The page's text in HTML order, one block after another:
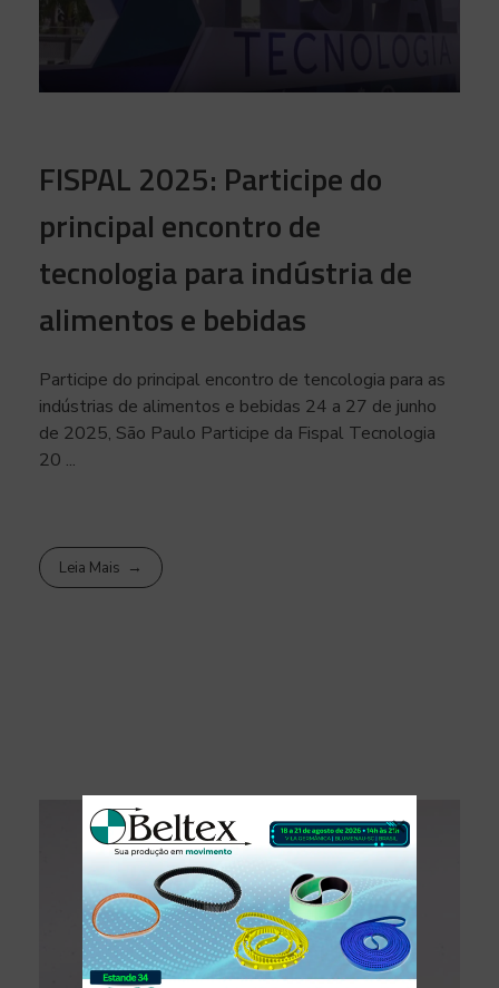
FISPAL 2025: Participe do
principal encontro de
tecnologia para indústria de
alimentos e bebidas
Participe do principal encontro de tencologia para as
indústrias de alimentos e bebidas 24 a 27 de junho
de 2025, São Paulo Participe da Fispal Tecnologia
20 ...
Leia Mais